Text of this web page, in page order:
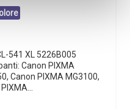
541 XL 5226B005
Canon PIXMA
Canon PIXMA MG3100,